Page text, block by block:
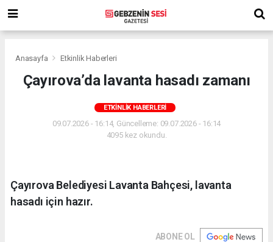
Anasayfa Etkinlik Haberleri
Çayırova’da lavanta hasadı zamanı
ETKINLIK HABERLERI
09.07.2026 - 16:14, Güncelleme: 09.07.2026 - 16:14
4095 kez okundu.
Çayırova Belediyesi Lavanta Bahçesi, lavanta
hasadı için hazır.
ABONE OL